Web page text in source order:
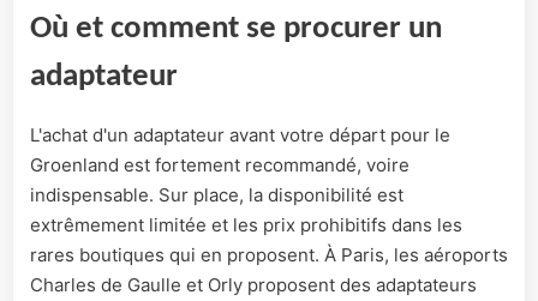
Où et comment se procurer un
adaptateur
L'achat d'un adaptateur avant votre départ pour le
Groenland est fortement recommandé, voire
indispensable. Sur place, la disponibilité est
extrêmement limitée et les prix prohibitifs dans les
rares boutiques qui en proposent. À Paris, les aéroports
Charles de Gaulle et Orly proposent des adaptateurs